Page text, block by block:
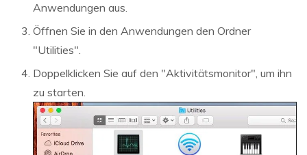
Anwendungen aus.
Öffnen Sie in den Anwendungen den Ordner
"Utilities".
Doppelklicken Sie auf den "Aktivitätsmonitor", um ihn
zu starten.